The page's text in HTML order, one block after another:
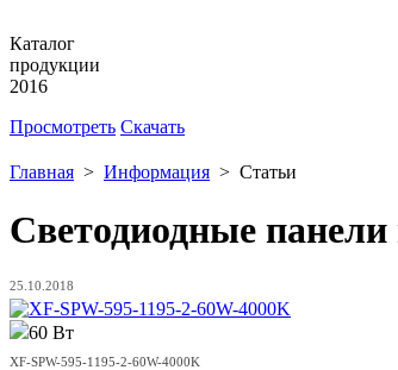
Каталог
продукции
2016
Просмотреть Скачать
Главная > Информация > Статьи
Светодиодные
25.10.2018
60 Вт
XF-SPW-595-1195-2-60W-4000K